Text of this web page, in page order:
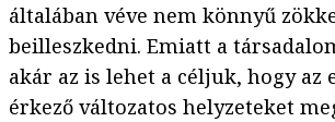
általában véve nem könnyű
beilleszkedni. Emiatt a
akár az is lehet a céljuk, hogy az
érkező változatos helyzeteket